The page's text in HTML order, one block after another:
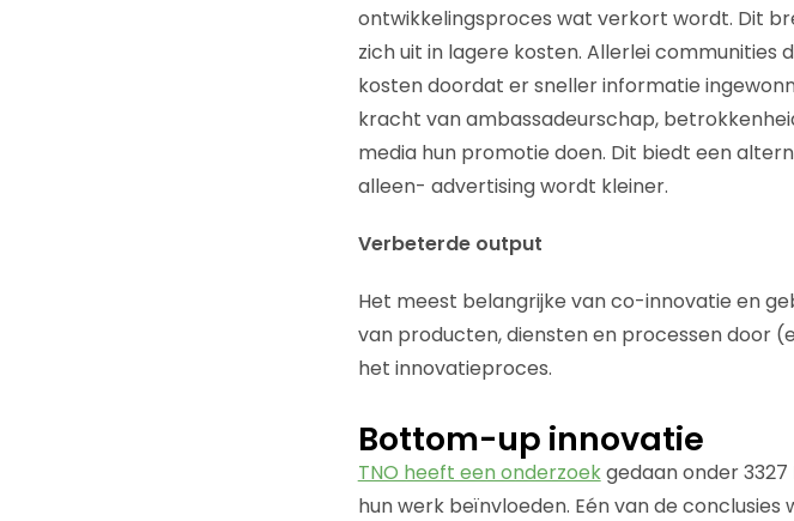
ontwikkelingsproces wat verkort wordt. Dit
zich uit in lagere kosten. Allerlei communities
kosten doordat er sneller informatie
kracht van ambassadeurschap,
media hun promotie doen. Dit biedt een
alleen- advertising wordt kleiner.
Verbeterde output
Het meest belangrijke van co-innovatie en
van producten, diensten en processen door
het innovatieproces.
Bottom-up innovatie
TNO heeft een onderzoekgedaan onder 3327
hun werk beïnvloeden. Eén van de